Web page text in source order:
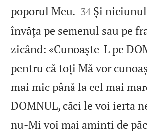
poporul Meu. 

34 Și
învăța pe semenul sau pe
zicând: «Cunoaște‑L pe
pentru că toți Mă vor
mai mic până la cel mai
DOMNUL, căci le voi ierta
nu‑Mi voi mai aminti de